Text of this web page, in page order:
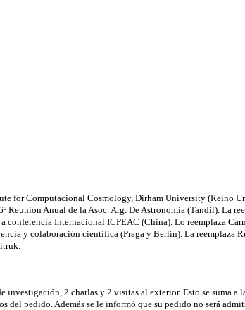
for Computacional Cosmology, Dirham University (Reino
Anual de la Asoc. Arg. De Astronomía (Tandil). La
Internacional ICPEAC (China). Lo reemplaza
y colaboración científica (Praga y Berlín). La reemplaza
2 charlas y 2 visitas al exterior. Esto se suma
pedido. Además se le informó que su pedido no será